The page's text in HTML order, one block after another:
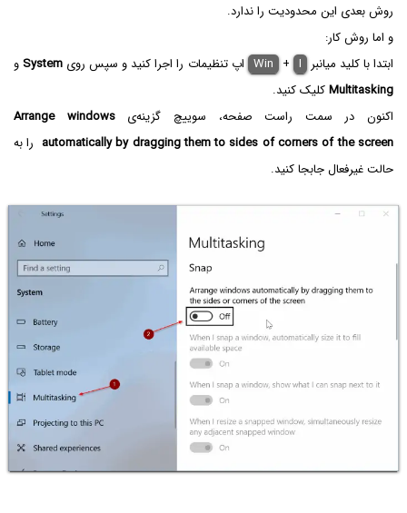
روش بعدی این محدودیت را ندارد.
و اما روش کار:
ابتدا با کلید میانبر
Win + I اپ تنظیمات را اجرا کنید و سپس روی System و
Multitaskingکلیک کنید.
اکنون در سمت راست صفحه، سوییچ گزینه‌یArrange windows
automatically by dragging them to sides of corners of the screen را به
حالت غیرفعال جابجا کنید.